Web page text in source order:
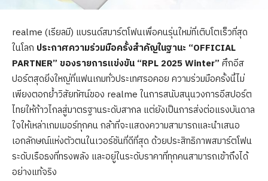
realme (เรียลมี) แบรนด์สมาร์ตโฟนเพื่อคนรุ่นใหม่ที่เติบโตเร็วที่สุด
ในโลก ประกาศความร่วมมือครั้งสำคัญในฐานะ “OFFICIAL
PARTNER” ของรายการแข่งขัน “RPL 2025 Winter” ศึกอีส
ปอร์ตสุดยิ่งใหญ่ที่แฟนเกมทั่วประเทศรอคอย ความร่วมมือครั้งนี้ไม่
เพียงตอกย้ำวิสัยทัศน์ของ realme ในการสนับสนุนวงการอีสปอร์ต
ไทยให้ก้าวไกลสู่มาตรฐานระดับสากล แต่ยังเป็นการส่งต่อแรงบันดาล
ใจให้เหล่าเกมเมอร์ทุกคน กล้าที่จะแสดงความสามารถและนำเสนอ
เอกลักษณ์แห่งตัวตนในเวอร์ชันที่ดีที่สุด ด้วยประสิทธิภาพสมาร์ตโฟน
ระดับเรือธงที่ทรงพลัง และอยู่ในระดับราคาที่ทุกคนสามารถเข้าถึงได้
อย่างแท้จริง